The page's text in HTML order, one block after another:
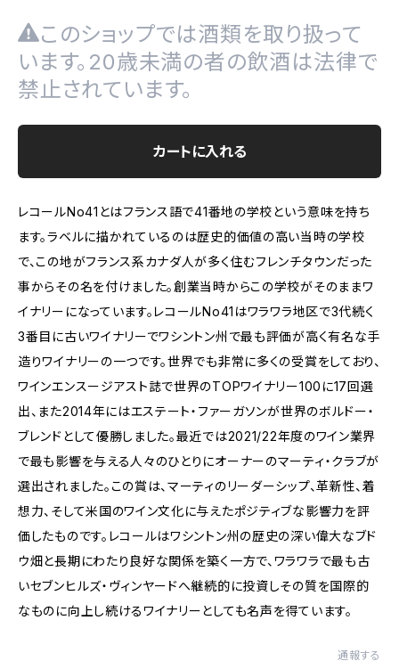
このショップでは酒類を取り扱って
います。20歳未満の者の飲酒は法律で
禁止されています。
カートに入れる
レコールNo41とはフランス語で41番地の学校という意味を持ち
ます。ラベルに描かれているのは歴史的価値の高い当時の学校
で、この地がフランス系カナダ人が多く住むフレンチタウンだった
事からその名を付けました。創業当時からこの学校がそのままワ
イナリーになっています。レコールNo41はワラワラ地区で3代続く
3番目に古いワイナリーでワシントン州で最も評価が高く有名な手
造りワイナリーの一つです。世界でも非常に多くの受賞をしており、
ワインエンスージアスト誌で世界のTOPワイナリー100に17回選
出、また2014年にはエステート・ファーガソンが世界のボルドー・
ブレンドとして優勝しました。最近では2021/22年度のワイン業界
で最も影響を与える人々のひとりにオーナーのマーティ・クラブが
選出されました。この賞は、マーティのリーダーシップ、革新性、着
想力、そして米国のワイン文化に与えたポジティブな影響力を評
価したものです。レコールはワシントン州の歴史の深い偉大なブド
ウ畑と長期にわたり良好な関係を築く一方で、ワラワラで最も古
いセブンヒルズ・ヴィンヤードへ継続的に投資しその質を国際的
なものに向上し続けるワイナリーとしても名声を得ています。
通報する